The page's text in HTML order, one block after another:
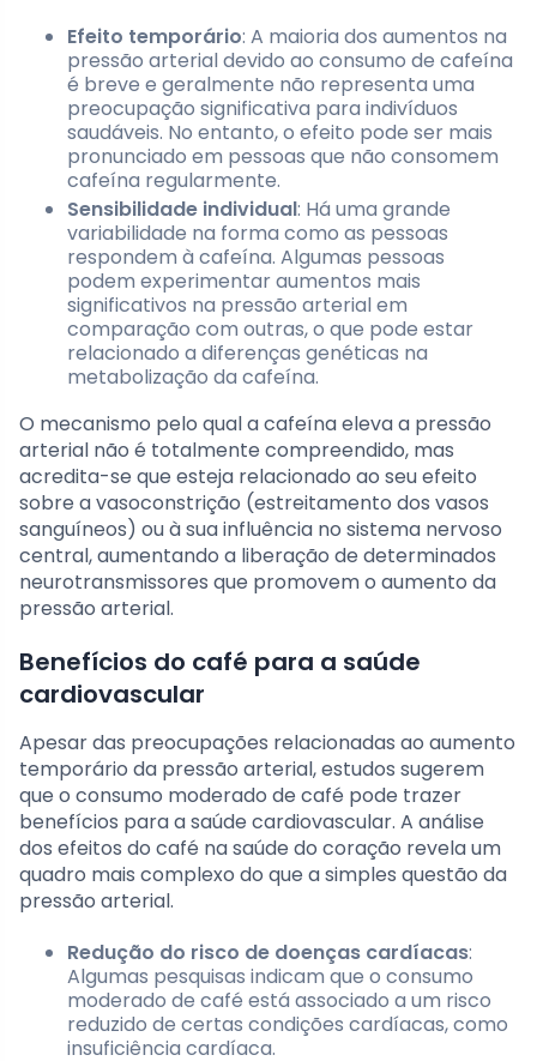
Efeito temporário: A maioria dos aumentos na
pressão arterial devido ao consumo de cafeína
é breve e geralmente não representa uma
preocupação significativa para indivíduos
saudáveis. No entanto, o efeito pode ser mais
pronunciado em pessoas que não consomem
cafeína regularmente.
Sensibilidade individual: Há uma grande
variabilidade na forma como as pessoas
respondem à cafeína. Algumas pessoas
podem experimentar aumentos mais
significativos na pressão arterial em
comparação com outras, o que pode estar
relacionado a diferenças genéticas na
metabolização da cafeína.
O mecanismo pelo qual a cafeína eleva a pressão
arterial não é totalmente compreendido, mas
acredita-se que esteja relacionado ao seu efeito
sobre a vasoconstrição (estreitamento dos vasos
sanguíneos) ou à sua influência no sistema nervoso
central, aumentando a liberação de determinados
neurotransmissores que promovem o aumento da
pressão arterial.
Benefícios do café para a saúde
cardiovascular
Apesar das preocupações relacionadas ao aumento
temporário da pressão arterial, estudos sugerem
que o consumo moderado de café pode trazer
benefícios para a saúde cardiovascular. A análise
dos efeitos do café na saúde do coração revela um
quadro mais complexo do que a simples questão da
pressão arterial.
Redução do risco de doenças cardíacas:
Algumas pesquisas indicam que o consumo
moderado de café está associado a um risco
reduzido de certas condições cardíacas, como
insuficiência cardíaca.